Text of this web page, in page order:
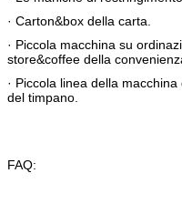
· Carton&box della carta.
· Piccola macchina su
store&coffee della
· Piccola linea della
del timpano.
FAQ: